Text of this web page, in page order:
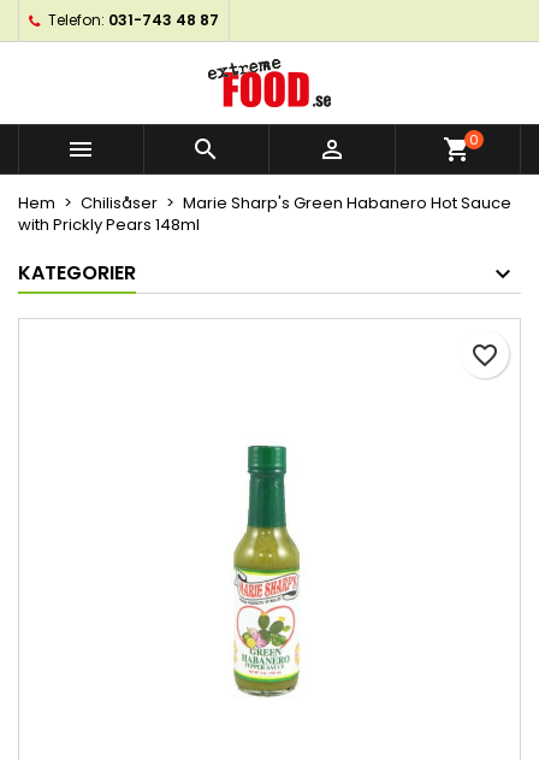
Telefon: 031-743 48 87
   shopping_cart0
Hem Chilisåser
Marie Sharp's Green Habanero Hot Sauce
with Prickly Pears 148ml
KATEGORIER
favorite_border
My wishlists ×
Skapa en önskelista ×
Önskelistans namn
Logga in ×
Du måste vara inloggad för att kunna lägga till
produkter i din önskelista.
Avbryt Logga in